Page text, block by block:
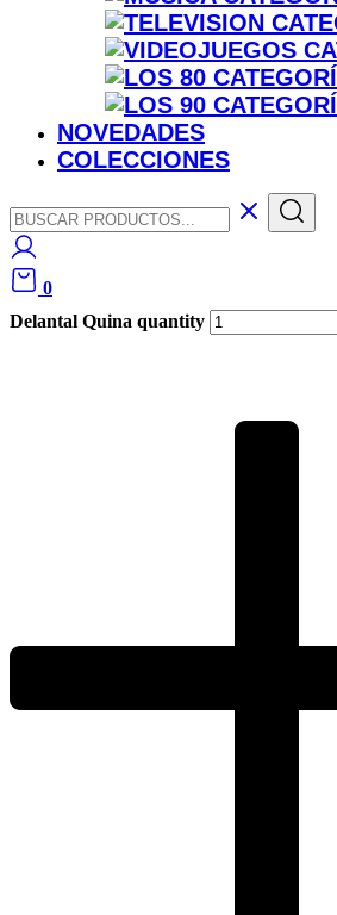
NOVEDADES
COLECCIONES
0
Delantal Quina quantity